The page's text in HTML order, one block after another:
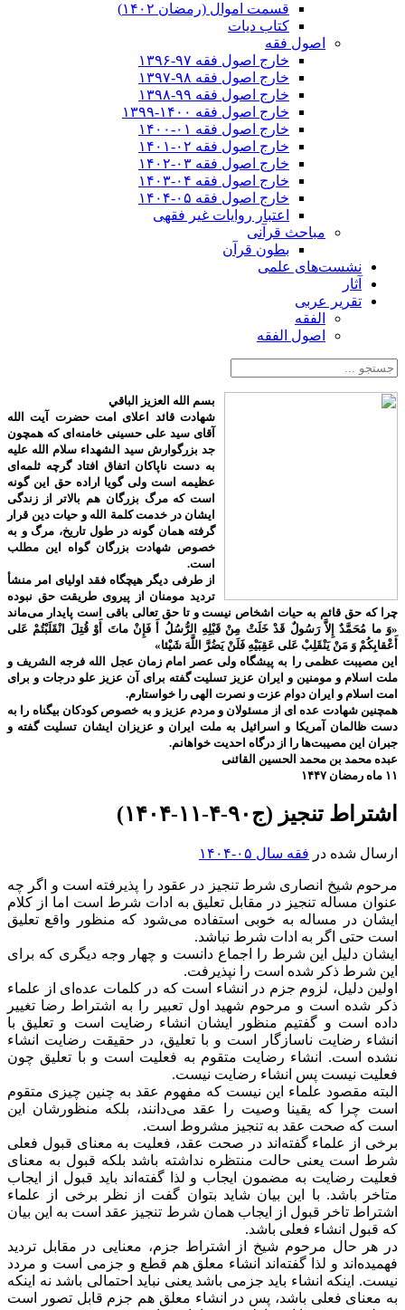
قسمت اموال (رمضان ۱۴۰۲)
کتاب دیات
اصول فقه
خارج اصول فقه ۹۷-۱۳۹۶
خارج اصول فقه ۹۸-۱۳۹۷
خارج اصول فقه ۹۹-۱۳۹۸
خارج اصول فقه ۱۴۰۰-۱۳۹۹
خارج اصول فقه ۰۱-۱۴۰۰
خارج اصول فقه ۰۲-۱۴۰۱
خارج اصول فقه ۰۳-۱۴۰۲
خارج اصول فقه ۰۴-۱۴۰۳
خارج اصول فقه ۰۵-۱۴۰۴
اعتبار روایات غیر فقهی
مباحث قرآنی
بطون قرآن
نشست‌های علمی
آثار
تقریر عربی
الفقه
اصول الفقه
بسم الله العزیز الباقي
شهادت قائد اعلای امت حضرت آیت الله
آقای سید علی حسینی خامنه‌ای که همچون
جد بزرگوارش سید الشهداء سلام الله علیه
به دست ناپاکان اتفاق افتاد گرچه ثلمه‌ای
عظیمه است ولی گویا اراده حق این گونه
است که مرگ بزرگان هم بالاتر از زندگی
ایشان در خدمت کلمة الله و حیات دین قرار
گرفته همان گونه در طول تاریخ، مرگ و به
خصوص شهادت بزرگان گواه این مطلب
است.
از طرفی دیگر هیچگاه فقد اولیای امر منشأ
تردید مومنان از پیروی طریقت حق نبوده
چرا که حق قائم به حیات اشخاص نیست و تا حق تعالی باقی است پایدار می‌ماند
«وَ ما مُحَمَّدٌ إِلاَّ رَسُولٌ قَدْ خَلَتْ مِنْ قَبْلِهِ الرُّسُلُ أَ فَإِنْ ماتَ أَوْ قُتِلَ انْقَلَبْتُمْ عَلى‌
أَعْقابِكُمْ وَ مَنْ يَنْقَلِبْ عَلى‌ عَقِبَيْهِ فَلَنْ يَضُرَّ اللَّهَ شَيْئا»
این مصیبت عظمی را به پیشگاه ولی عصر امام زمان عجل الله فرجه الشریف و
ملت اسلام و مومنین و ایران عزیز تسلیت گفته برای آن عزیز علو درجات و برای
امت اسلام و ایران دوام عزت و نصرت الهی را خواستارم.
همچنین شهادت عده ای از مسئولان و مردم عزیز و به خصوص کودکان بیگناه را به
دست ظالمان آمریکا و اسرائیل به ملت ایران و عزیزان ایشان تسلیت گفته و
جبران این مصیبت‌ها را از درگاه احدیت خواهانم.
عبده محمد بن محمد الحسین القائنی
۱۱ ماه رمضان ۱۴۴۷
اشتراط تنجیز (ج۹۰-۴-۱۱-۱۴۰۴)
ارسال شده در فقه سال ۰۵-۱۴۰۴
مرحوم شیخ انصاری شرط تنجیز در عقود را پذیرفته است و اگر چه
عنوان مساله تنجیز در مقابل تعلیق به ادات شرط است اما از کلام
ایشان در مساله به خوبی استفاده می‌شود که منظور واقع تعلیق
است حتی اگر به ادات شرط نباشد.
ایشان دلیل این شرط را اجماع دانست و چهار وجه دیگری که برای
این شرط ذکر شده است را نپذیرفت.
اولین دلیل، لزوم جزم در انشاء است که در کلمات عده‌ای از علماء
ذکر شده است و مرحوم شهید اول تعبیر را به اشتراط رضا تغییر
داده است و گفتیم منظور ایشان انشاء رضایت است و تعلیق با
انشاء رضایت ناسازگار است و با تعلیق، در حقیقت رضایت انشاء
نشده است. انشاء رضایت متقوم به فعلیت است و با تعلیق چون
فعلیت نیست پس انشاء رضایت نیست.
البته مقصود علماء این نیست که مفهوم عقد به چنین چیزی متقوم
است چرا که یقینا وصیت را عقد می‌دانند، بلکه منظورشان این
است که صحت عقد به تنجیز مشروط است.
برخی از علماء گفته‌اند در صحت عقد، فعلیت به معنای قبول فعلی
شرط است یعنی حالت منتظره نداشته باشد بلکه قبول به معنای
فعلیت رضایت به مضمون ایجاب و لذا گفته‌اند باید قبول از ایجاب
متاخر باشد. با این بیان شاید بتوان گفت از نظر برخی از علماء
اشتراط تاخر قبول از ایجاب همان شرط تنجیز عقد است به این بیان
که قبول انشاء فعلی باشد.
در هر حال مرحوم شیخ از اشتراط جزم، معنایی در مقابل تردید
فهمیده‌اند و لذا گفته‌اند انشاء معلق هم قطع و جزمی است و مردد
نیست. اینکه انشاء باید جزمی باشد یعنی نباید احتمالی باشد نه اینکه
به معنای فعلی باشد، پس در انشاء معلق هم جزم قابل تصور است